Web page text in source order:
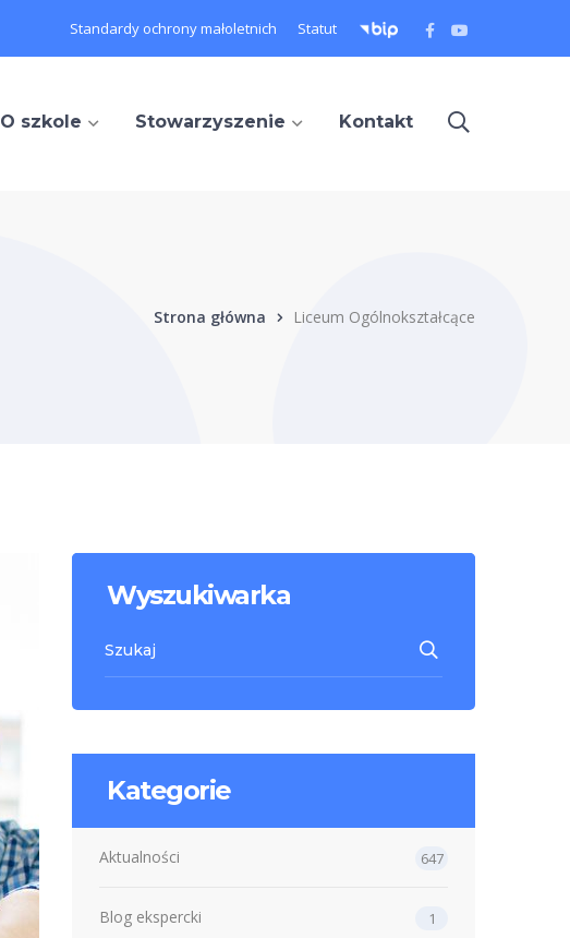
Standardy ochrony małoletnich Statut
Facebook
ProfileProfile
O szkole Stowarzyszenie Kontakt
Strona główna Liceum Ogólnokształcące
Wyszukiwarka
Kategorie
Aktualności 647
Blog ekspercki 1